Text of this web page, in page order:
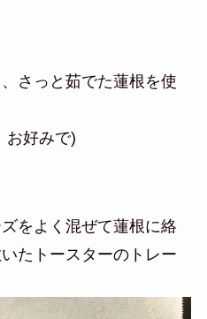
、さっと茹でた蓮根を使
お好みで)
をよく混ぜて蓮根に絡
たトースターのトレー